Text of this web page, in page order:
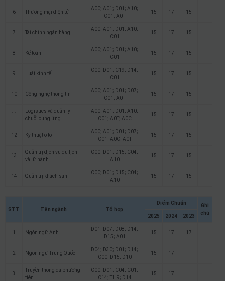
6 Thương mại điện tử
A00; A01; D01; A10;
C01; A0T
15 17 15
7 Tài chính ngân hàng
A00; A01; D01; A10;
C01
15 17 15
8 Kế toán
A00; A01; D01; A10;
C01
15 17 15
9 Luật kinh tế
C00; D01; C19; D14;
C01
15 17 15
10 Công nghệ thông tin
A00; A01; D01; D07;
C01; A0T
15 17 15
11
Logistics và quản lý
chuỗi cung ứng
A00; A01; D01; A10;
C01; A0T; A0C
15 17 15
12 Kỹ thuật ô tô
A00; A01; D01; D07;
C01; A0C; A0T
15 17 15
13
Quản trị dịch vụ du lịch
và lữ hành
C00; D01; D15; C04;
A10
15 17 15
14 Quản trị khách sạn
C00; D01; D15; C04;
A10
15 17 15
STT Tên ngành Tổ hợp
Điểm Chuẩn
Ghi
chú
2025 2024 2023
1 Ngôn ngữ Anh
D01; D07; D08; D14;
D15; A01
15 17 17
2 Ngôn ngữ Trung Quốc
D04; D30; D01; D14;
C00; D15; D10
15 17
3
Truyền thông đa phương
tiện
C00; D01; C04; C01;
C14; TH9; D14
15 17